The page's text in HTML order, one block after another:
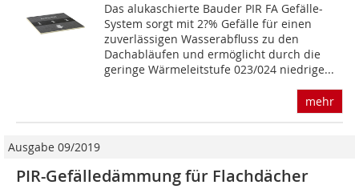
Das alukaschierte Bauder PIR FA Gefälle-
System sorgt mit 2?% Gefälle für einen
zuverlässigen Wasserabfluss zu den
Dachabläufen und ermöglicht durch die
geringe Wärmeleitstufe 023/024 niedrige...
mehr
Ausgabe 09/2019
PIR-Gefälledämmung für Flachdächer